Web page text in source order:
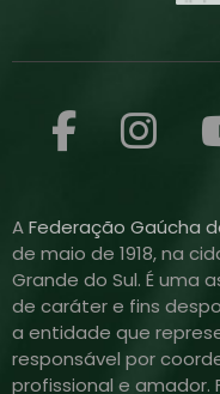
AFederação Gaúcha
de maio de 1918, na
Grande do Sul. É uma
de caráter e fins
a entidade que
responsável por
profissional e amador.